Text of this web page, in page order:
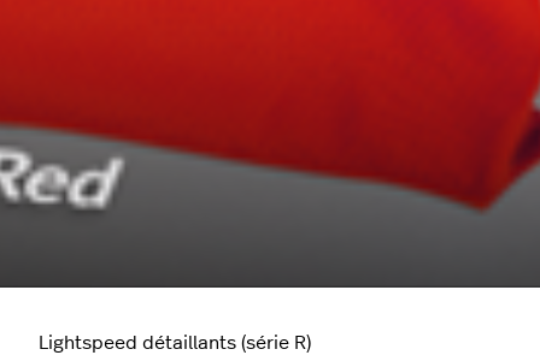
Lightspeed détaillants (série R)